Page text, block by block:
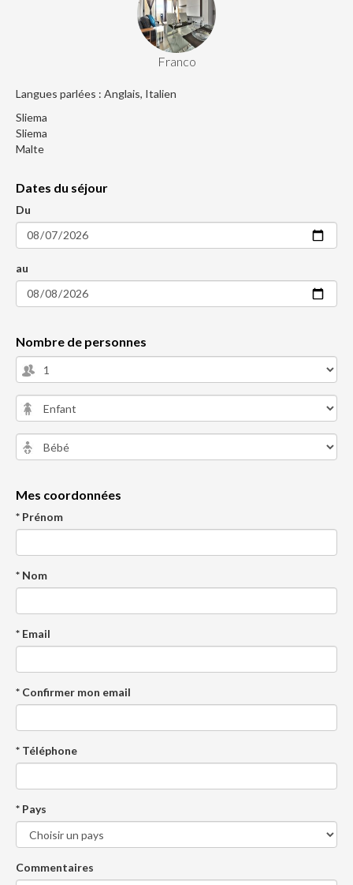
Franco
Langues parlées : Anglais, Italien
Sliema
Sliema
Malte
Dates du séjour
Du
au
Nombre de personnes
Mes coordonnées
* Prénom
* Nom
* Email
* Confirmer mon email
* Téléphone
* Pays
Commentaires